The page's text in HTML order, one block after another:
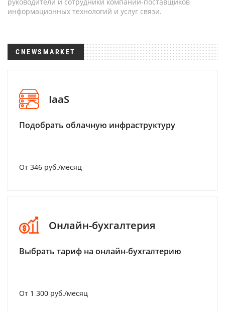
информационных технологий и услуг связи.
CNEWSMARKET
IaaS
Подобрать облачную инфраструктуру
От 346 руб./месяц
Онлайн-бухгалтерия
Выбрать тариф на онлайн-бухгалтерию
От 1 300 руб./месяц